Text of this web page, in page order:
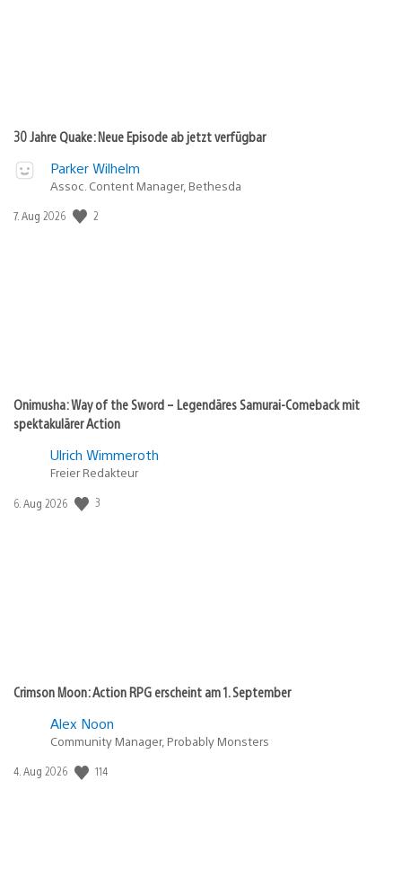
30 Jahre Quake: Neue Episode ab jetzt verfügbar
Parker Wilhelm
Assoc. Content Manager, Bethesda
Veröffentlichungsdatum:
7. Aug 2026 2
Onimusha: Way of the Sword – Legendäres Samurai-Comeback mit
spektakulärer Action
Ulrich Wimmeroth
Freier Redakteur
Veröffentlichungsdatum:
6. Aug 2026 3
Crimson Moon: Action RPG erscheint am 1. September
Alex Noon
Community Manager, Probably Monsters
Veröffentlichungsdatum:
4. Aug 2026 114